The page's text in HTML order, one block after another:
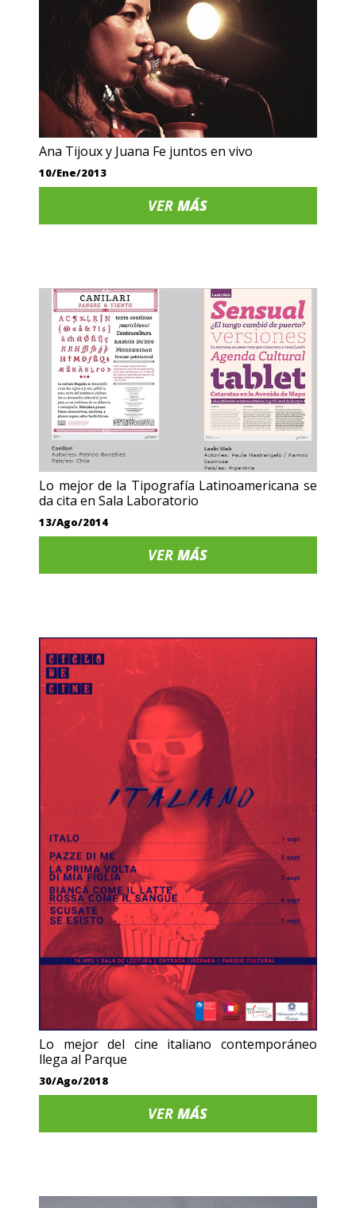
Ana Tijoux y Juana Fe juntos en vivo
10/Ene/2013
VERMÁS
Lo mejor de la Tipografía Latinoamericana se
da cita en Sala Laboratorio
13/Ago/2014
VERMÁS
Lo mejor del cine italiano contemporáneo
llega al Parque
30/Ago/2018
VERMÁS